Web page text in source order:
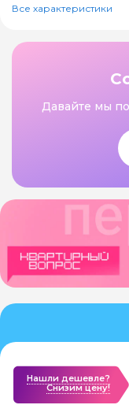
Все характеристики
Давайте мы
Нашли дешевле?
Cнизим цену!